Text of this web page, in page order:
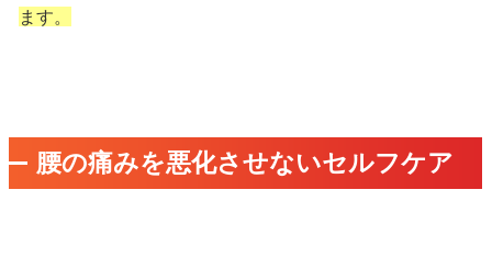
ます。
腰の痛みを悪化させないセルフケア